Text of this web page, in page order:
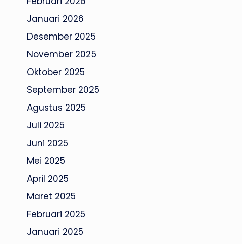
Januari 2026
Desember 2025
November 2025
Oktober 2025
September 2025
Agustus 2025
Juli 2025
Juni 2025
Mei 2025
April 2025
Maret 2025
Februari 2025
Januari 2025